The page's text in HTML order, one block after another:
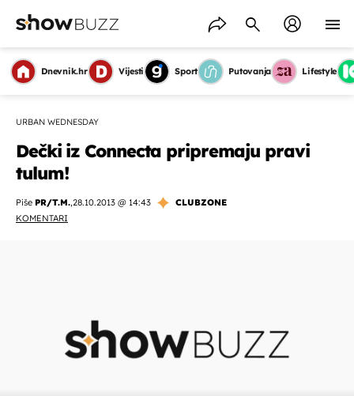
Dnevnik.hr Vijesti Sport Putovanja Lifestyle
URBAN WEDNESDAY
Dečki iz Connecta pripremaju pravi
tulum!
Piše PR/T.M.,28.10.2013 @ 14:43
CLUBZONE
KOMENTARI